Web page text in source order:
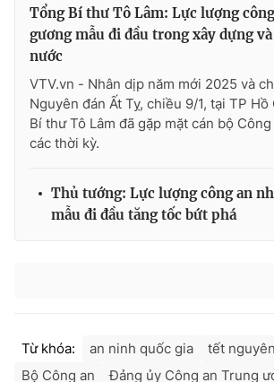
Tổng Bí thư Tô Lâm: Lực lượng
gương mẫu đi đầu trong xây dựng
nước
VTV.vn - Nhân dịp năm mới 2025 và
Nguyên đán Ất Tỵ, chiều 9/1, tại TP
Bí thư Tô Lâm đã gặp mặt cán bộ
các thời kỳ.
Thủ tướng: Lực lượng công an
mẫu đi đầu tăng tốc bứt phá
Từ khóa: an ninh quốc gia
tết
Bộ Công an
Đảng ủy Công an Trung